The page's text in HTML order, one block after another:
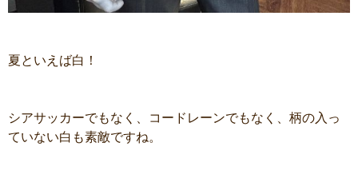
夏といえば白！
シアサッカーでもなく、コードレーンでもなく、柄の入っ
ていない白も素敵ですね。